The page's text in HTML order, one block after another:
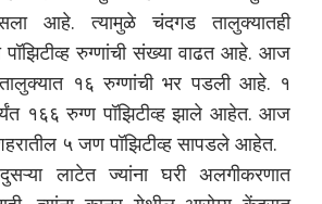
आहे. त्यामुळे चंदगड तालुक्यातही
पॉझिटीव्ह रुग्णांची संख्या वाढत आहे. आज
१६ रुग्णांची भर पडली आहे. १
१६६ रुग्ण पॉझिटीव्ह झाले आहेत. आज
५ जण पॉझिटीव्ह सापडले आहेत.
दुसऱ्या लाटेत ज्यांना घरी अलगीकरणात